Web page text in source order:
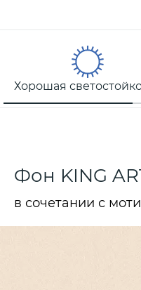
Хорошая
Фон KING
в сочетании с